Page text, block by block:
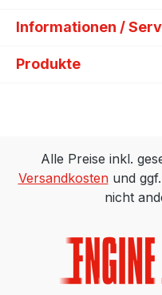
Informationen /
Produkte
Alle Preise inkl.
Versandkostenund
nicht